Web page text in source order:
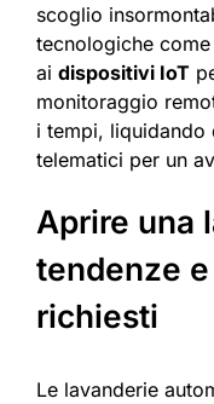
scoglio
tecnologiche
ai dispositivi IoT
monitoraggio
i tempi, liquidando
telematici per un
Aprire una
tendenze
richiesti
Le lavanderie